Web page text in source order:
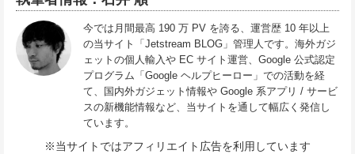
今では月間最高 190 万 PV を誇る、運営歴 10 年以上
の当サイト「Jetstream BLOG」管理人です。海外ガジ
ェットの個人輸入や EC サイト運営、Google 公式認定
プログラム「Google ヘルプヒーロー」での活動を経
て、国内外ガジェット情報や Google 系アプリ / サービ
スの新機能情報など、当サイトを通して幅広く発信し
ています。
※当サイトではアフィリエイト広告を利用しています